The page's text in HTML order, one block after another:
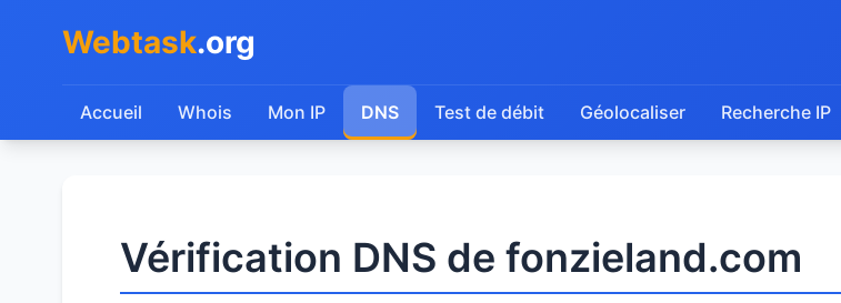
Webtask.org
Accueil Whois Mon IP DNS Test de débit Géolocaliser Recherche IP
Vérification DNS de fonzieland.com